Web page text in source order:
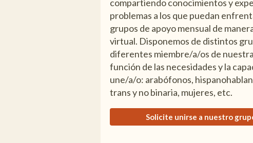
compartiendo conocimientos y
problemas a los que puedan
grupos de apoyo mensual de
virtual. Disponemos de distintos
diferentes miembre/a/os de
función de las necesidades y la
une/a/o: arabófonos,
trans y no binaria, mujeres, etc.
Solicite unirse a nuestro